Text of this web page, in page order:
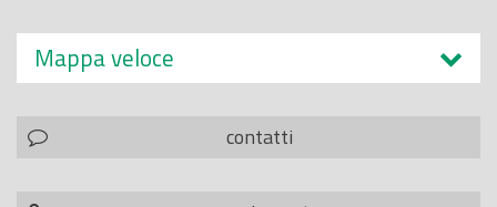
Mappa veloce
contatti